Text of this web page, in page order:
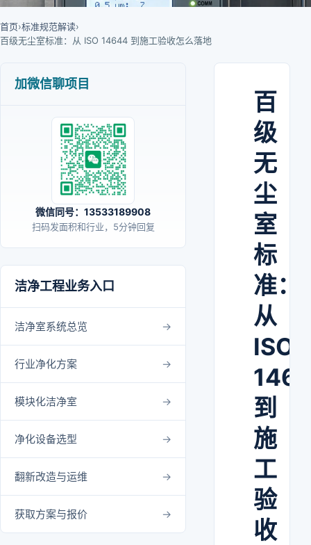
首页›标准规范解读›
百级无尘室标准：从 ISO 14644 到施工验收怎么落地
加微信聊项目
微信同号：13533189908
扫码发面积和行业，5分钟回复
洁净工程业务入口
洁净室系统总览
行业净化方案
模块化洁净室
净化设备选型
翻新改造与运维
获取方案与报价
百
级
无
尘
室
标
准：
从
ISO
到
施
工
验
收